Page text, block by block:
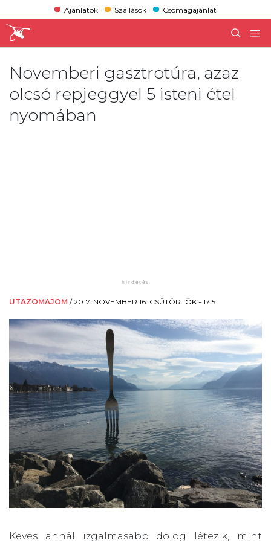
Ajánlatok Szállások Csomagajánlat
Novemberi gasztrotúra, azaz
olcsó repjeggyel 5 isteni étel
nyomában
UTAZOMAJOM /2017. NOVEMBER 16. CSÜTÖRTÖK - 17:51
Kevés annál izgalmasabb dolog létezik, mint